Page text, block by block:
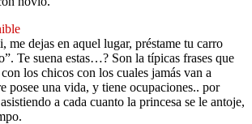
me dejas en aquel lugar, préstame tu carro
Te suena estas…? Son la típicas frases que
los chicos con los cuales jamás van a
posee una vida, y tiene ocupaciones.. por
a cada cuanto la princesa se le antoje,